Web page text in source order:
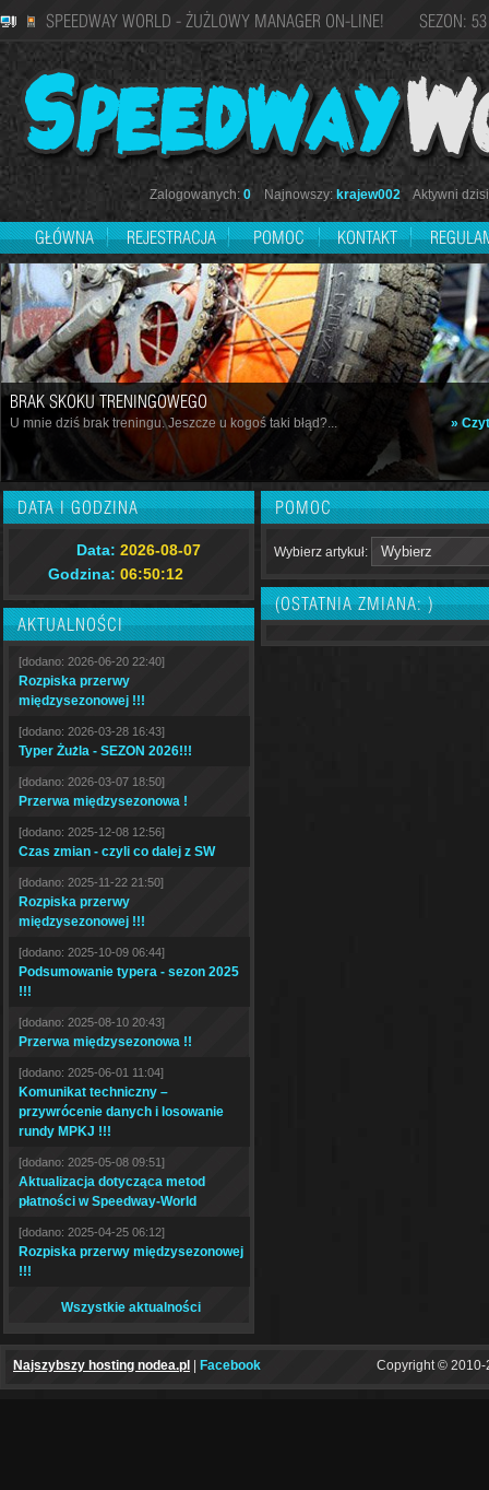
SPEEDWAY WORLD - ŻUŻLOWY MANAGER ON-LINE! SEZON: 53
Zalogowanych: 0Najnowszy: krajew002Aktywni
GŁÓWNA REJESTRACJA POMOC KONTAKT
BRAK SKOKU TRENINGOWEGO
U mnie dziś brak treningu. Jeszcze u kogoś taki błąd?... »
DATA I GODZINA
Data: 2026-08-07
Godzina: 06:50:13
AKTUALNOŚCI
[dodano: 2026-06-20 22:40]
Rozpiska przerwy
międzysezonowej !!!
[dodano: 2026-03-28 16:43]
Typer Żużla - SEZON 2026!!!
[dodano: 2026-03-07 18:50]
Przerwa międzysezonowa !
[dodano: 2025-12-08 12:56]
Czas zmian - czyli co dalej z SW
[dodano: 2025-11-22 21:50]
Rozpiska przerwy
międzysezonowej !!!
[dodano: 2025-10-09 06:44]
Podsumowanie typera - sezon 2025
!!!
[dodano: 2025-08-10 20:43]
Przerwa międzysezonowa !!
[dodano: 2025-06-01 11:04]
Komunikat techniczny –
przywrócenie danych i losowanie
rundy MPKJ !!!
[dodano: 2025-05-08 09:51]
Aktualizacja dotycząca metod
płatności w Speedway-World
[dodano: 2025-04-25 06:12]
Rozpiska przerwy międzysezonowej
!!!
Wszystkie aktualności
POMOC
Wybierz artykuł:
(OSTATNIA ZMIANA: )
Copyright © 2010-
Najszybszy hosting nodea.pl Facebook